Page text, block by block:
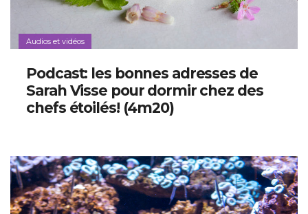
Audios et vidéos
Podcast: les bonnes adresses de
Sarah Visse pour dormir chez des
chefs étoilés! (4m20)